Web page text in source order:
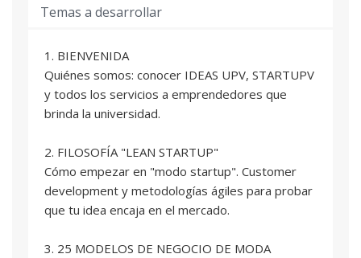
Temas a desarrollar
1. BIENVENIDA
Quiénes somos: conocer IDEAS UPV, STARTUPV
y todos los servicios a emprendedores que
brinda la universidad.
2. FILOSOFÍA "LEAN STARTUP"
Cómo empezar en "modo startup". Customer
development y metodologías ágiles para probar
que tu idea encaja en el mercado.
3. 25 MODELOS DE NEGOCIO DE MODA